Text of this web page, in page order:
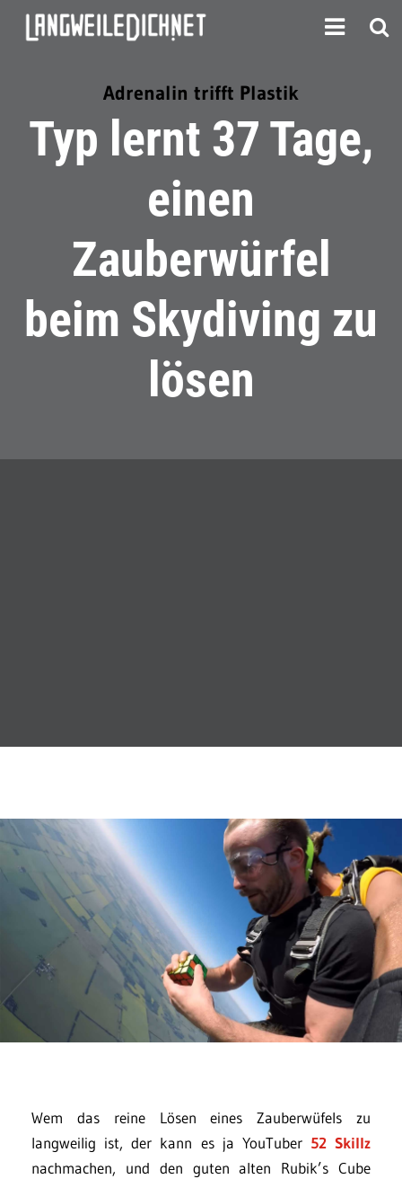
Adrenalin trifft Plastik
Typ lernt 37 Tage,
einen
Zauberwürfel
beim Skydiving zu
lösen
Wem das reine Lösen eines Zauberwüfels zu
langweilig ist, der kann es ja YouTuber 52 Skillz
nachmachen, und den guten alten Rubik’s Cube